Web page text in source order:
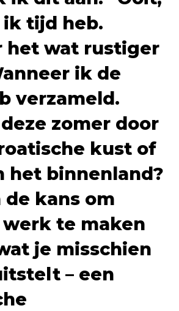
tijd heb.
het wat rustiger
ik de
verzameld.
zomer door
kust of
het binnenland?
de kans om
te maken
je misschien
– een